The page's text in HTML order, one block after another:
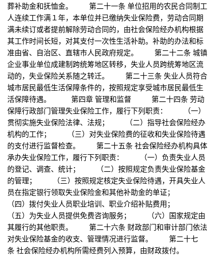
葬补助金和抚恤金。 第二十一条 单位招用的农民合同制工
人连续工作满１年，本单位并已缴纳失业保险费，劳动合同期
满未续订或者提前解除劳动合同的，由社会保险经办机构根据
其工作时间长短，对其支付一次性生活补助。补助的办法和标
准由省、自治区、直辖市人民政府规定。 第二十二条 城镇
企业事业单位成建制跨统筹地区转移，失业人员跨统筹地区流
动的，失业保险关系随之转迁。 第二十三条 失业人员符合
城市居民最低生活保障条件的，按照规定享受城市居民最低生
活保障待遇。 第四章 管理和监督 第二十四条 劳动
保障行政部门管理失业保险工作，履行下列职责： （一）
贯彻实施失业保险法律、法规； （二）指导社会保险经办
机构的工作； （三）对失业保险费的征收和失业保险待遇
的支付进行监督检查。 第二十五条 社会保险经办机构具体
承办失业保险工作，履行下列职责： （一）负责失业人员
的登记、调查、统计； （二）按照规定负责失业保险基金
的管理； （三）按照规定核定失业保险待遇，开具失业人
员在指定银行领取失业保险金和其他补助金的单证；
（四）拨付失业人员职业培训、职业介绍补贴费用；
（五）为失业人员提供免费咨询服务； （六）国家规定由
其履行的其他职责。 第二十六条 财政部门和审计部门依法
对失业保险基金的收支、管理情况进行监督。 第二十七
条 社会保险经办机构所需经费列入预算，由财政拨付。